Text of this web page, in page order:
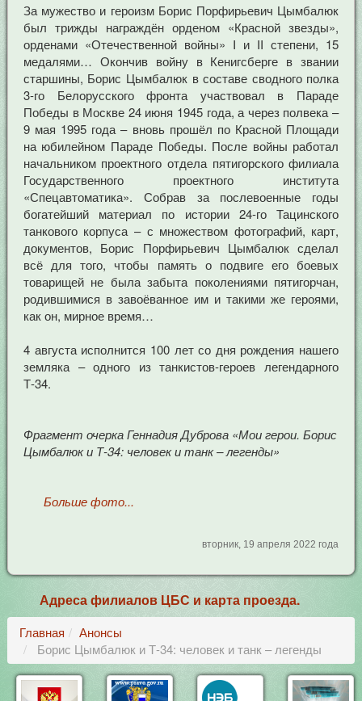
За мужество и героизм Борис Порфирьевич Цымбалюк
был трижды награждён орденом «Красной звезды»,
орденами «Отечественной войны» I и II степени, 15
медалями… Окончив войну в Кенигсберге в звании
старшины, Борис Цымбалюк в составе сводного полка
3-го Белорусского фронта участвовал в Параде
Победы в Москве 24 июня 1945 года, а через полвека –
9 мая 1995 года – вновь прошёл по Красной Площади
на юбилейном Параде Победы. После войны работал
начальником проектного отдела пятигорского филиала
Государственного проектного института
«Спецавтоматика». Собрав за послевоенные годы
богатейший материал по истории 24-го Тацинского
танкового корпуса – с множеством фотографий, карт,
документов, Борис Порфирьевич Цымбалюк сделал
всё для того, чтобы память о подвиге его боевых
товарищей не была забыта поколениями пятигорчан,
родившимися в завоёванное им и такими же героями,
как он, мирное время…
4 августа исполнится 100 лет со дня рождения нашего
земляка – одного из танкистов-героев легендарного
Т-34.
Фрагмент очерка Геннадия Дуброва «Мои герои. Борис
Цымбалюк и Т-34: человек и танк – легенды»
Больше фото...
вторник, 19 апреля 2022 года
Адреса филиалов ЦБС и карта проезда.
Главная
Анонсы
Борис Цымбалюк и Т-34: человек и танк – легенды